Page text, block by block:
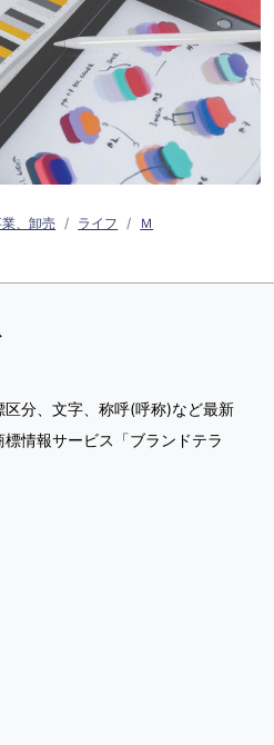
、卸売 ライフ
Ｍ
分、文字、称呼(呼称)など最新
情報サービス「ブランドテラ